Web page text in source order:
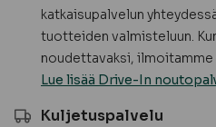
katkaisupalvelun
tuotteiden valmisteluun.
noudettavaksi,
Lue lisää Drive-In
Kuljetuspalvelu